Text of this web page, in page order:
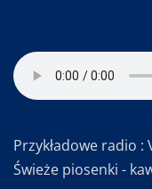
Przykładowe radio
Świeże piosenki -